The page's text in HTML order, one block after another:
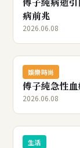
病前兆
2026.06.08
娛樂時尚
傅子純急性
2026.06.08
生活